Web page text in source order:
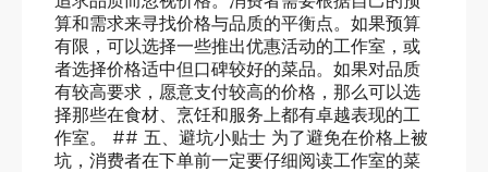
算和需求来寻找价格与品质的平衡点。如果预算
有限，可以选择一些推出优惠活动的工作室，或
者选择价格适中但口碑较好的菜品。如果对品质
有较高要求，愿意支付较高的价格，那么可以选
择那些在食材、烹饪和服务上都有卓越表现的工
作室。 ## 五、避坑小贴士 为了避免在价格上被
坑，消费者在下单前一定要仔细阅读工作室的菜